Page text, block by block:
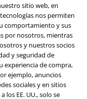
sitio web, en
nos permiten
comportamiento y sus
por nosotros, mientras
y nuestros socios
y seguridad de
experiencia de compra,
ejemplo, anuncios
sociales y en sitios
los EE. UU., solo se